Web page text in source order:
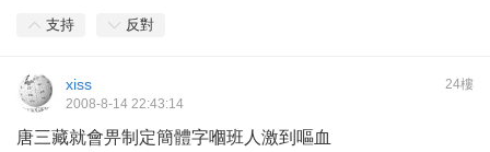
支持 反對
24樓
xiss
2008-8-14 22:43:14
唐三藏就會畀制定簡體字嗰班人激到嘔血